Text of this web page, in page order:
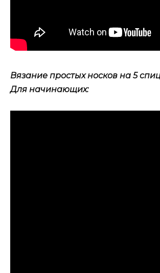
Вязание простых носков на 5
Для начинающих: